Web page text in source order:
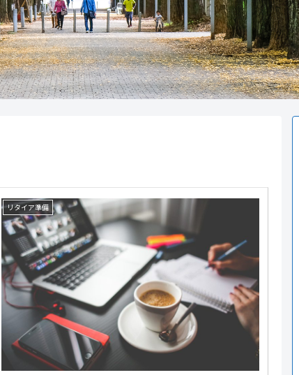
リタイア準備